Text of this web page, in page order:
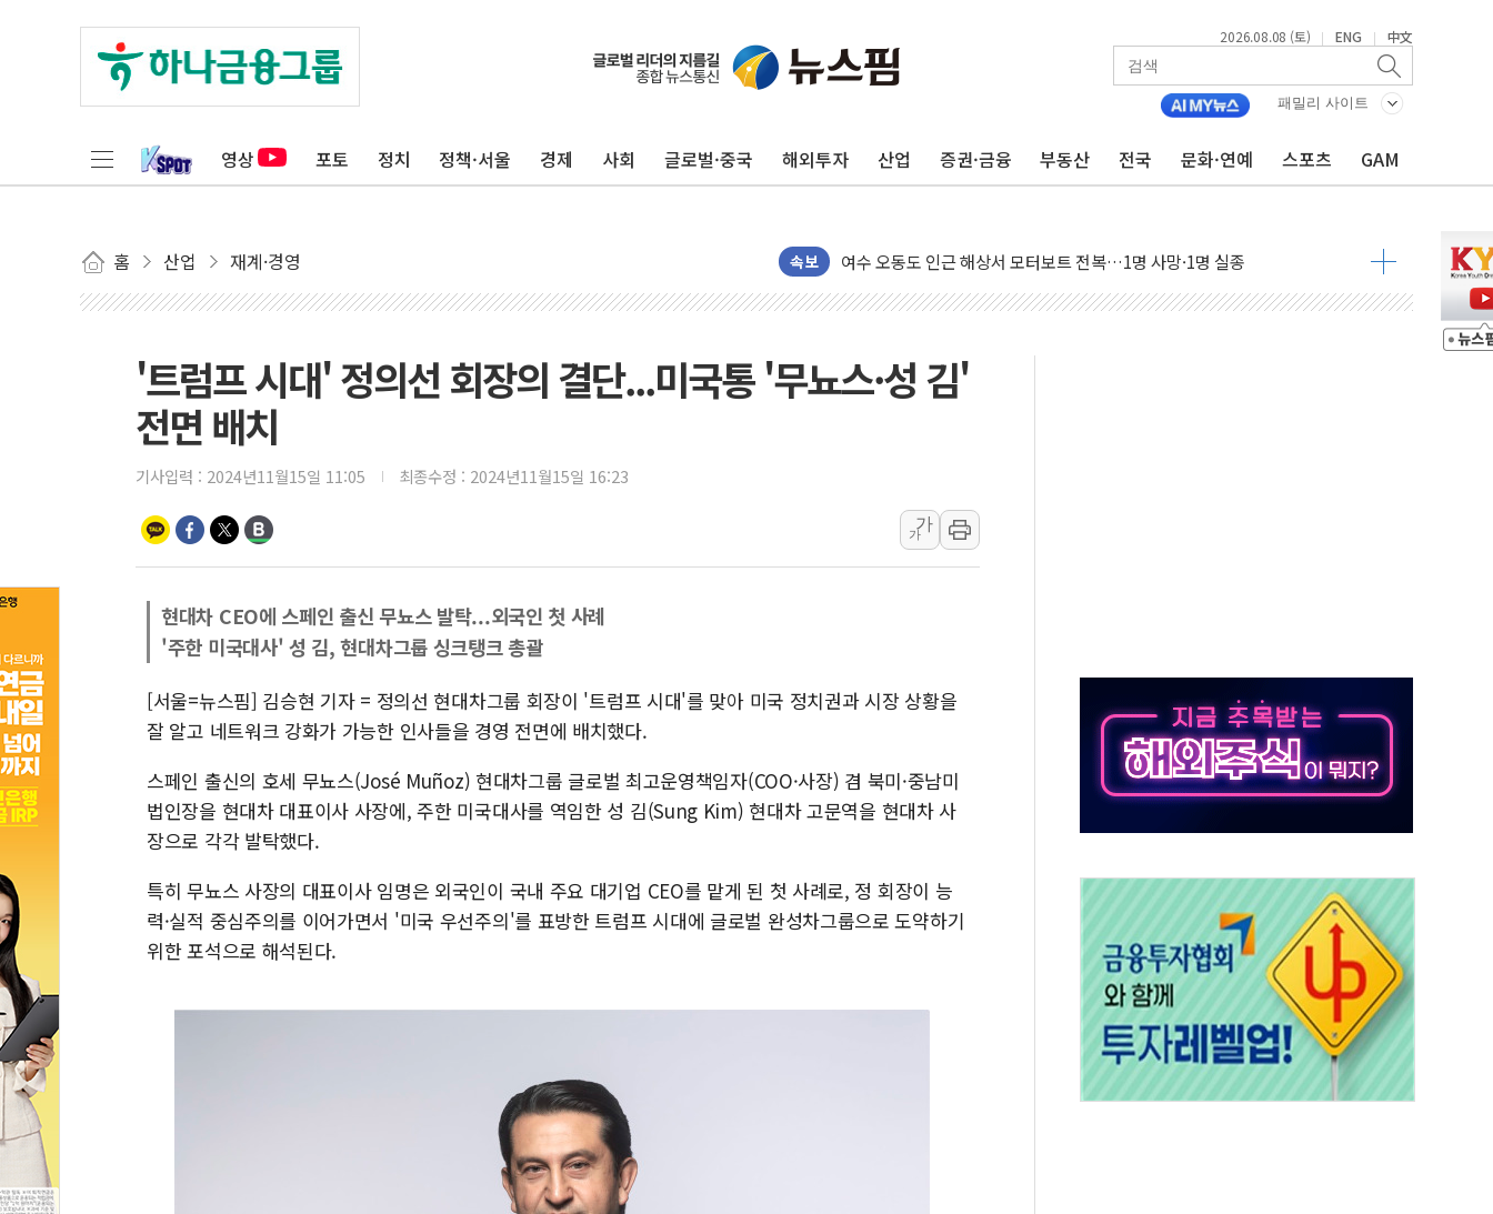
2026.08.08 (토) | ENG | 中文
패밀리 사이트
영상 포토 정치 정책·서울 경제 사회 글로벌·중국 해외투자 산업 증권·금융 부동산 전국 문화·연예 스포츠 GAM
홈 산업 재계·경영 속보
서울 중랑구 주택가서 흉기 난동…60대 남성 2명 숨져
李대통령 "결혼 때문에 손해 보는 일 없게"…'결혼 페널티' 22개 과제 손본다
추미애, '위안부' 피해자 기림의 날 참석..."국제적 시민 연대로 목소리 내야"
인천 선재도 갯벌서 해루질 중 실종 60대 나흘만에 숨진 채 발견
'화합' 꺼낸 김민석에 '뻔뻔' 받아친 정청래…제주 연설서 신경전 고조
李대통령, ISA 개편 재검토 지시…與 "적극 환영"·野 "졸속 국정"
인제 용대리 계곡서 수위 상승으로 피서객 7명 고립…전원 구조
동해시, 11~14일 '별똥별 멍' 운영…페르세우스 유성우 관측
李대통령, 'ISA·주가누르기 방지법' 전면 재검토 지시
'호우 특보' 경북 울진 시간당 20~30mm 강한 비...가뭄 해소될 듯
주말 무더위·열대야 지속…내륙 곳곳 소나기
오세훈 "용산공원 주택 검토, 민주당 스스로 원칙 뒤집는 것"
'트럼프 시대' 정의선 회장의 결단...미국통 '무뇨스·성 김'
전면 배치
기사입력 : 2024년11월15일 11:05 최종수정 : 2024년11월15일 16:23
가
가
현대차 CEO에 스페인 출신 무뇨스 발탁...외국인 첫 사례
'주한 미국대사' 성 김, 현대차그룹 싱크탱크 총괄
[서울=뉴스핌] 김승현 기자 = 정의선 현대차그룹 회장이 '트럼프 시대'를 맞아 미국 정치권과 시장 상황을
잘 알고 네트워크 강화가 가능한 인사들을 경영 전면에 배치했다.
스페인 출신의 호세 무뇨스(José Muñoz) 현대차그룹 글로벌 최고운영책임자(COO·사장) 겸 북미·중남미
법인장을 현대차 대표이사 사장에, 주한 미국대사를 역임한 성 김(Sung Kim) 현대차 고문역을 현대차 사
장으로 각각 발탁했다.
특히 무뇨스 사장의 대표이사 임명은 외국인이 국내 주요 대기업 CEO를 맡게 된 첫 사례로, 정 회장이 능
력·실적 중심주의를 이어가면서 '미국 우선주의'를 표방한 트럼프 시대에 글로벌 완성차그룹으로 도약하기
위한 포석으로 해석된다.